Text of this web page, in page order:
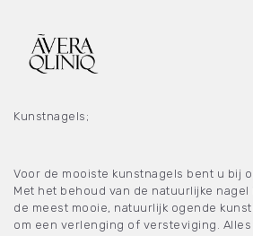
WEBSHOP
OVER ONS
Kunstnagels;
Voor de mooiste kunstnagels bent u bij
Met het behoud van de natuurlijke nagel
de meest mooie, natuurlijk ogende
om een verlenging of versteviging. Alles